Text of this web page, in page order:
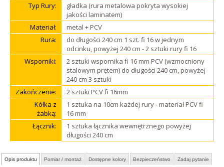
Typ Rury:
gładka (rura metalowa pokryta wysokiej
jakości laminatem)
Materiał:
metal + PCV
Rura:
do długości 240 cm 1 szt. fi 16 w jednym
odcinku, powyżej 240 cm - 2 sztuki rury fi 16
Wsporniki:
2 sztuki wspornika fi 16 mm PCV (wzmocniony
stalowym prętem) do długości 240 cm, powyżej
240 cm 3 sztuki
Zakończenie:
2 sztuki PCV fi 16mm
Kółka z
żabką:
1 sztuka na 10cm każdej rury - materiał PCV fi
16 mm
Łącznik:
1 sztuka łącznika wewnętrznego powyżej
długości 240 cm
Opis produktu Pomiar / montaż Dostępne kolory Bezpieczeństwo Zadaj pytanie